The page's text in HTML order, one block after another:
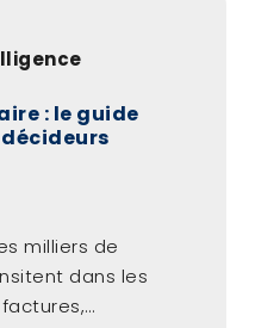
: le guide
milliers de
dans les